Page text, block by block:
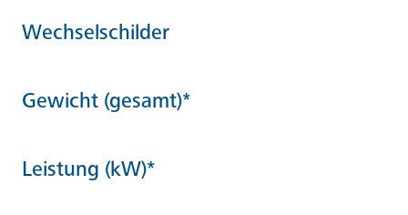
Wechselschilder
Gewicht (gesamt)*
Leistung (kW)*